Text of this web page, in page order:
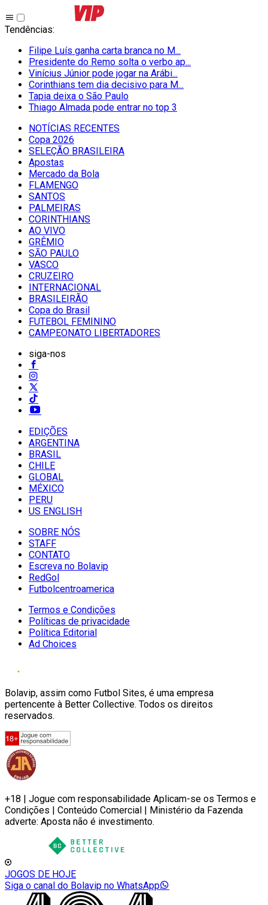
Tendências:
Filipe Luís ganha carta branca no M...
Presidente do Remo solta o verbo ap...
Vinícius Júnior pode jogar na Arábi...
Corinthians tem dia decisivo para M...
Tapia deixa o São Paulo
Thiago Almada pode entrar no top 3
NOTÍCIAS RECENTES
Copa 2026
SELEÇÃO BRASILEIRA
Apostas
Mercado da Bola
FLAMENGO
SANTOS
PALMEIRAS
CORINTHIANS
AO VIVO
GRÊMIO
SĀO PAULO
VASCO
CRUZEIRO
INTERNACIONAL
BRASILEIRÃO
Copa do Brasil
FUTEBOL FEMININO
CAMPEONATO LIBERTADORES
siga-nos
EDIÇÕES
ARGENTINA
BRASIL
CHILE
GLOBAL
MÉXICO
PERU
US ENGLISH
SOBRE NÓS
STAFF
CONTATO
Escreva no Bolavip
RedGol
Futbolcentroamerica
Termos e Condições
Políticas de privacidade
Política Editorial
Ad Choices
Bolavip, assim como Futbol Sites, é uma empresa
pertencente à Better Collective. Todos os direitos
reservados.
+18 | Jogue com responsabilidade Aplicam-se os Termos e
Condições | Conteúdo Comercial | Ministério da Fazenda
adverte: Aposta não é investimento.
JOGOS DE HOJE
Siga o canal do Bolavip no WhatsApp